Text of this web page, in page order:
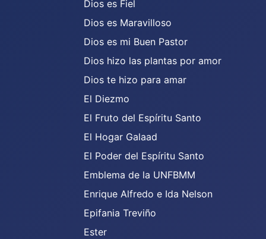
Dios es Fiel
Dios es Maravilloso
Dios es mi Buen Pastor
Dios hizo las plantas por amor
Dios te hizo para amar
El Diezmo
El Fruto del Espíritu Santo
El Hogar Galaad
El Poder del Espíritu Santo
Emblema de la UNFBMM
Enrique Alfredo e Ida Nelson
Epifania Treviño
Ester